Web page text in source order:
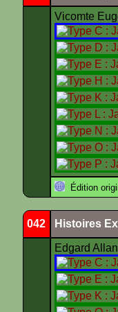
Vicomte
Édition
042 Histoires
Edgard